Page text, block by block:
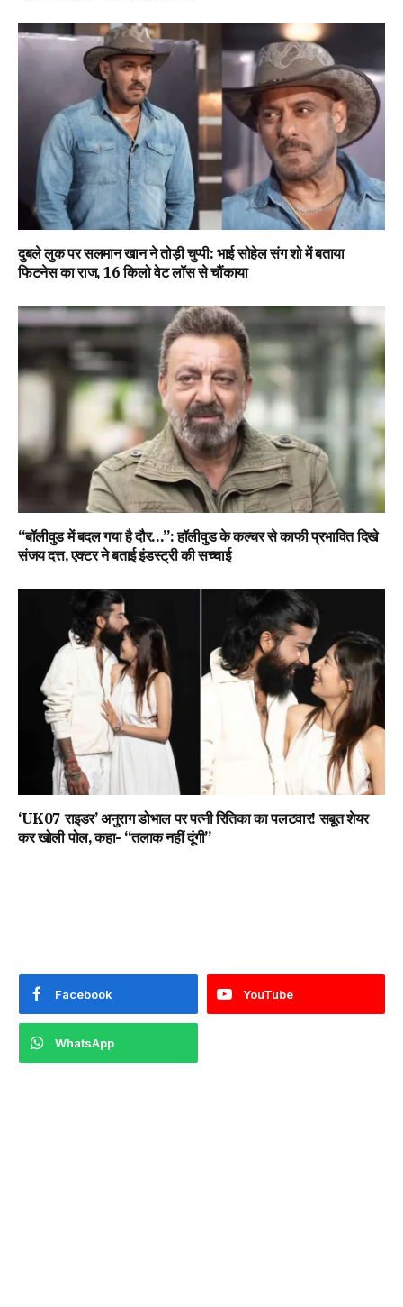
दुबले लुक पर सलमान खान ने तोड़ी चुप्पी: भाई सोहेल संग शो में बताया
फिटनेस का राज, 16 किलो वेट लॉस से चौंकाया
“बॉलीवुड में बदल गया है दौर…”: हॉलीवुड के कल्चर से काफी प्रभावित दिखे
संजय दत्त, एक्टर ने बताई इंडस्ट्री की सच्चाई
‘UK07 राइडर’ अनुराग डोभाल पर पत्नी रितिका का पलटवार! सबूत शेयर
कर खोली पोल, कहा- “तलाक नहीं दूंगी”
Facebook YouTube
WhatsApp